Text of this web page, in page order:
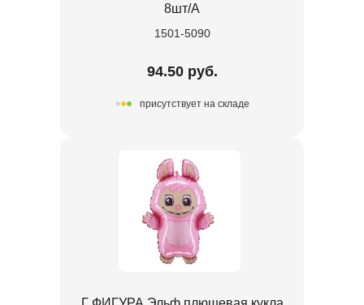
8шт/A
1501-5090
94.50 руб.
присутствует на складе